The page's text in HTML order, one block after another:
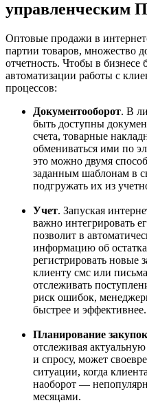
управленческим
Оптовые продажи в
партии товаров, множество
отчетность. Чтобы в
автоматизации работы с
процессов:
Документооборот. В
быть доступны
счета, товарные
обмениваться ими по
это можно двумя
заданным шаблонам в
подгружать их из
Учет. Запуская
важно интегрировать
позволит в
информацию об
регистрировать новые
клиенту смс или
отслеживать
риск ошибок,
быстрее и эффективнее.
Планирование закупок
отслеживая
и спросу, может
ситуации, когда
наоборот —
месяцами.